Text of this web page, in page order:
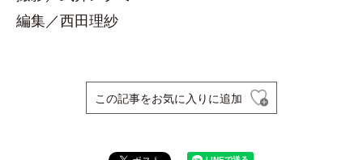
編集／西田理紗
この記事をお気に入りに追加